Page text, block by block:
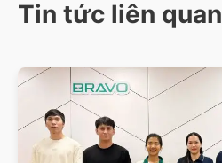
Tin tức liên quan